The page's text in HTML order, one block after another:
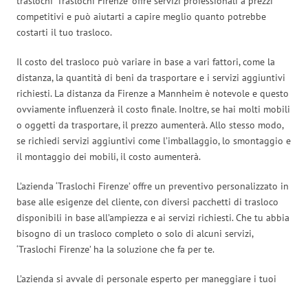
competitivi e può aiutarti a capire meglio quanto potrebbe
costarti il tuo trasloco.
Il costo del trasloco può variare in base a vari fattori, come la
distanza, la quantità di beni da trasportare e i servizi aggiuntivi
richiesti. La distanza da Firenze a Mannheim è notevole e questo
ovviamente influenzerà il costo finale. Inoltre, se hai molti mobili
o oggetti da trasportare, il prezzo aumenterà. Allo stesso modo,
se richiedi servizi aggiuntivi come l’imballaggio, lo smontaggio e
il montaggio dei mobili, il costo aumenterà.
L’azienda ‘Traslochi Firenze’ offre un preventivo personalizzato in
base alle esigenze del cliente, con diversi pacchetti di trasloco
disponibili in base all’ampiezza e ai servizi richiesti. Che tu abbia
bisogno di un trasloco completo o solo di alcuni servizi,
‘Traslochi Firenze’ ha la soluzione che fa per te.
L’azienda si avvale di personale esperto per maneggiare i tuoi